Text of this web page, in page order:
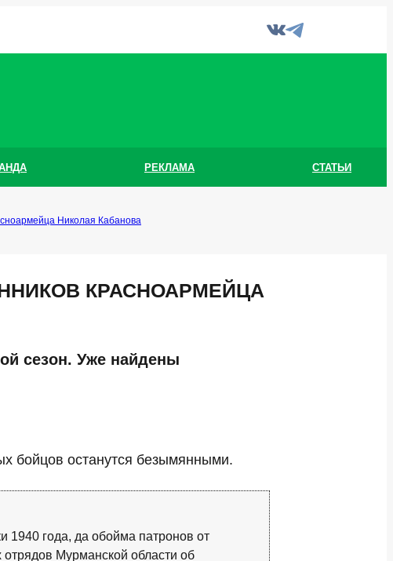
РЕКЛАМА СТАТЬИ
Николая Кабанова
КРАСНОАРМЕЙЦА
сезон. Уже найдены
бойцов останутся безымянными.
1940 года, да обойма патронов от
Мурманской области об